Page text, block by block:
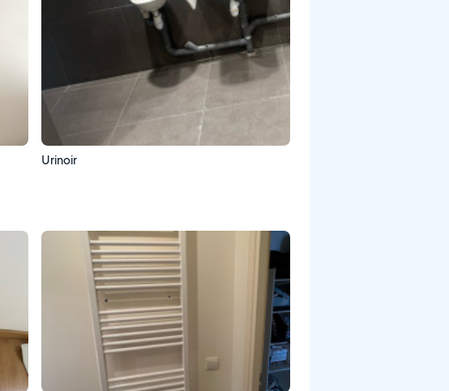
Urinoir